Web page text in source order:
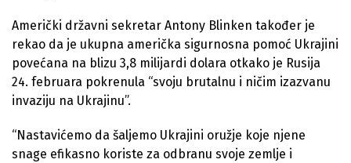
Američki državni sekretar Antony Blinken također je
rekao da je ukupna američka sigurnosna pomoć Ukrajini
povećana na blizu 3,8 milijardi dolara otkako je Rusija
24. februara pokrenula “svoju brutalnu i ničim izazvanu
invaziju na Ukrajinu”.
“Nastavićemo da šaljemo Ukrajini oružje koje njene
snage efikasno koriste za odbranu svoje zemlje i